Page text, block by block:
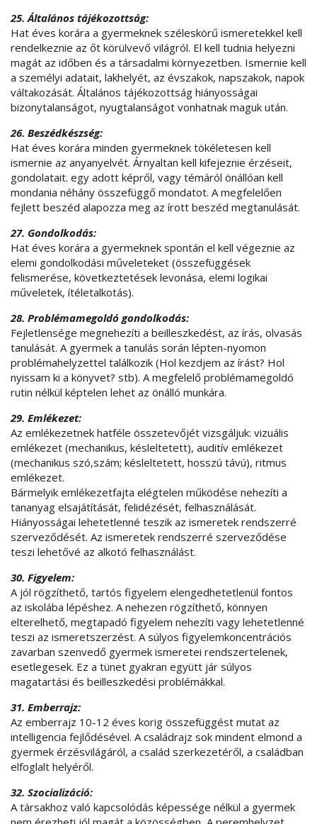
25. Általános tájékozottság:
Hat éves korára a gyermeknek széleskörű ismeretekkel kell
rendelkeznie az őt körülvevő világról. El kell tudnia helyezni
magát az időben és a társadalmi környezetben. Ismernie kell
a személyi adatait, lakhelyét, az évszakok, napszakok, napok
váltakozását. Általános tájékozottság hiányosságai
bizonytalanságot, nyugtalanságot vonhatnak maguk után.
26. Beszédkészség:
Hat éves korára minden gyermeknek tökéletesen kell
ismernie az anyanyelvét. Árnyaltan kell kifejeznie érzéseit,
gondolatait. egy adott képről, vagy témáról önállóan kell
mondania néhány összefüggő mondatot. A megfelelően
fejlett beszéd alapozza meg az írott beszéd megtanulását.
27. Gondolkodás:
Hat éves korára a gyermeknek spontán el kell végeznie az
elemi gondolkodási műveleteket (összefüggések
felismerése, következtetések levonása, elemi logikai
műveletek, ítéletalkotás).
28. Problémamegoldó gondolkodás:
Fejletlensége megnehezíti a beilleszkedést, az írás, olvasás
tanulását. A gyermek a tanulás során lépten-nyomon
problémahelyzettel találkozik (Hol kezdjem az írást? Hol
nyissam ki a könyvet? stb). A megfelelő problémamegoldó
rutin nélkül képtelen lehet az önálló munkára.
29. Emlékezet:
Az emlékezetnek hatféle összetevőjét vizsgáljuk: vizuális
emlékezet (mechanikus, késleltetett), auditív emlékezet
(mechanikus szó,szám; késleltetett, hosszú távú), ritmus
emlékezet.
Bármelyik emlékezetfajta elégtelen működése nehezíti a
tananyag elsajátítását, felidézését, felhasználását.
Hiányosságai lehetetlenné teszik az ismeretek rendszerré
szerveződését. Az ismeretek rendszerré szerveződése
teszi lehetővé az alkotó felhasználást.
30. Figyelem:
A jól rögzíthető, tartós figyelem elengedhetetlenül fontos
az iskolába lépéshez. A nehezen rögzíthető, könnyen
elterelhető, megtapadó figyelem nehezíti vagy lehetetlenné
teszi az ismeretszerzést. A súlyos figyelemkoncentrációs
zavarban szenvedő gyermek ismeretei rendszertelenek,
esetlegesek. Ez a tünet gyakran együtt jár súlyos
magatartási és beilleszkedési problémákkal.
31. Emberrajz:
Az emberrajz 10-12 éves korig összefüggést mutat az
intelligencia fejlődésével. A családrajz sok mindent elmond a
gyermek érzésvilágáról, a család szerkezetéről, a családban
elfoglalt helyéről.
32. Szocializáció:
A társakhoz való kapcsolódás képessége nélkül a gyermek